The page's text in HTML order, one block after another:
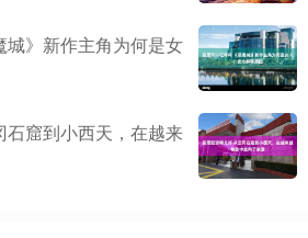
城》新作主角为何是女
石窟到小西天，在越来